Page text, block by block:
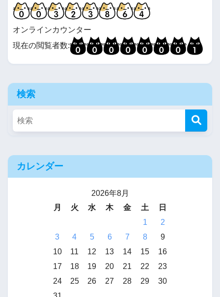
オンラインカウンター
現在の閲覧者数:
検索
カレンダー
2026年8月
月
火 水 木 金 土
日
1
2
3
4 5 6 7 8
9
10
11 12 13 14 15
16
17
18 19 20 21 22
23
24
25 26 27 28 29
30